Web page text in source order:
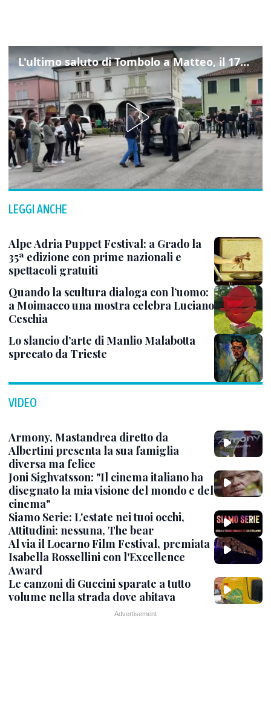
L'ultimo saluto di Tombolo a Matteo, il 17enne morto di tumore. Il video
LEGGI ANCHE
Alpe Adria Puppet Festival: a Grado la
35ª edizione con prime nazionali e
spettacoli gratuiti
Quando la scultura dialoga con l’uomo:
a Moimacco una mostra celebra Luciano
Ceschia
Lo slancio d’arte di Manlio Malabotta
sprecato da Trieste
VIDEO
Armony, Mastandrea diretto da
Albertini presenta la sua famiglia
diversa ma felice
Joni Sighvatsson: "Il cinema italiano ha
disegnato la mia visione del mondo e del
cinema"
Siamo Serie: L'estate nei tuoi occhi,
Attitudini: nessuna, The bear
Al via il Locarno Film Festival, premiata
Isabella Rossellini con l'Excellence
Award
Le canzoni di Guccini sparate a tutto
volume nella strada dove abitava